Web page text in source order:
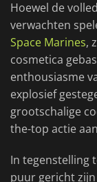
Hoewel de
verwachten
Space Marines,
cosmetica
enthousiasme
explosief
grootschalige
the-top actie
In tegenstelling
puur gericht